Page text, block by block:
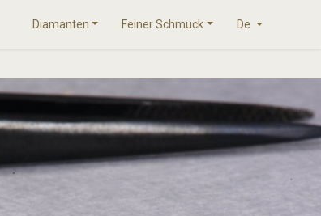
Diamanten Feiner Schmuck De